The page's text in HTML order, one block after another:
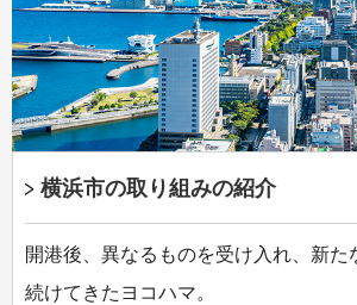
横浜市の取り組みの紹介
開港後、異なるものを受け入れ、新た
続けてきたヨコハマ。